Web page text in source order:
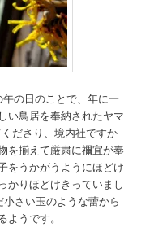
の日のことで、年に一
い鳥居を奉納されたヤマ
ださり、境内社ですか
を揃えて厳粛に禰宜が奉
をうかがうようにほどけ
かりほどけきっていまし
さい玉のような蕾から
うです。